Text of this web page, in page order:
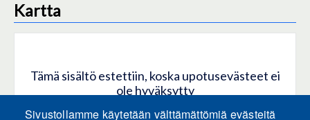
Kartta
Tämä sisältö estettiin, koska upotusevästeet ei
ole hyväksytty
Sivustollamme käytetään välttämättömiä evästeitä